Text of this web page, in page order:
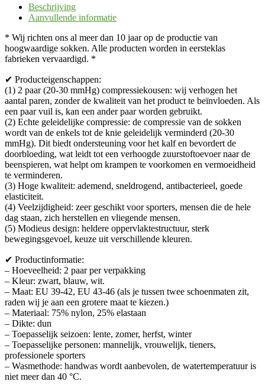
Beschrijving
Aanvullende informatie
* Wij richten ons al meer dan 10 jaar op de productie van
hoogwaardige sokken. Alle producten worden in eersteklas
fabrieken vervaardigd. *
✔ Producteigenschappen:
(1) 2 paar (20-30 mmHg) compressiekousen: wij verhogen het
aantal paren, zonder de kwaliteit van het product te beïnvloeden. Als
een paar vuil is, kan een ander paar worden gebruikt.
(2) Echte geleidelijke compressie: de compressie van de sokken
wordt van de enkels tot de knie geleidelijk verminderd (20-30
mmHg). Dit biedt ondersteuning voor het kalf en bevordert de
doorbloeding, wat leidt tot een verhoogde zuurstoftoevoer naar de
beenspieren, wat helpt om krampen te voorkomen en vermoeidheid
te verminderen.
(3) Hoge kwaliteit: ademend, sneldrogend, antibacterieel, goede
elasticiteit.
(4) Veelzijdigheid: zeer geschikt voor sporters, mensen die de hele
dag staan, zich herstellen en vliegende mensen.
(5) Modieus design: heldere oppervlaktestructuur, sterk
bewegingsgevoel, keuze uit verschillende kleuren.
✔ Productinformatie:
– Hoeveelheid: 2 paar per verpakking
– Kleur: zwart, blauw, wit.
– Maat: EU 39-42, EU 43-46 (als je tussen twee schoenmaten zit,
raden wij je aan een grotere maat te kiezen.)
– Materiaal: 75% nylon, 25% elastaan
– Dikte: dun
– Toepasselijk seizoen: lente, zomer, herfst, winter
– Toepasselijke personen: mannelijk, vrouwelijk, tieners,
professionele sporters
– Wasmethode: handwas wordt aanbevolen, de watertemperatuur is
niet meer dan 40 °C.